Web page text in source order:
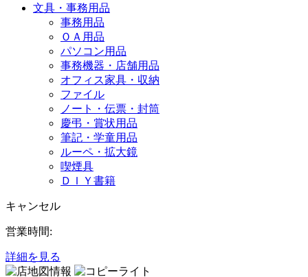
文具・事務用品
事務用品
ＯＡ用品
パソコン用品
事務機器・店舗用品
オフィス家具・収納
ファイル
ノート・伝票・封筒
慶弔・賞状用品
筆記・学童用品
ルーペ・拡大鏡
喫煙具
ＤＩＹ書籍
キャンセル
営業時間:
詳細を見る